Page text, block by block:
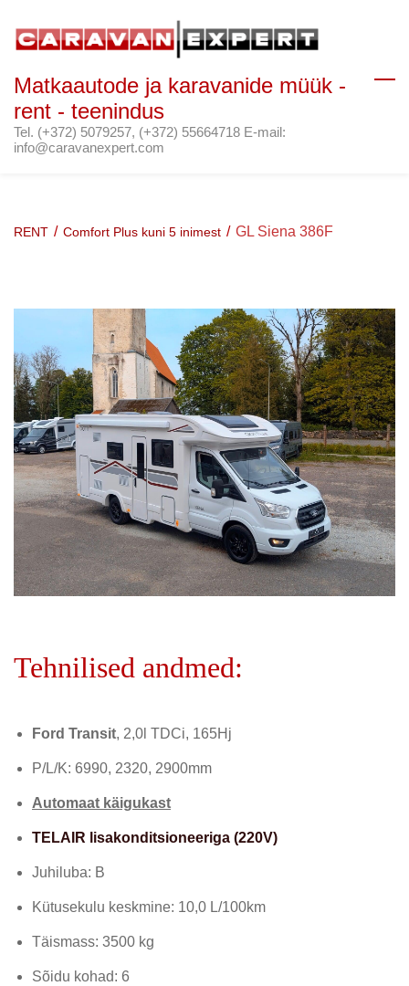
content
Matkaautode ja karavanide müük -
rent - teenindus
Tel. (+372) 5079257, (+372) 55664718 E-mail:
info@caravanexpert.com
RENT / Comfort Plus kuni 5 inimest / GL Siena 386F
Tehnilised andmed:
Ford Transit, 2,0l TDCi, 165Hj
P/L/K: 6990, 2320, 2900mm
Automaat käigukast
TELAIR lisakonditsioneeriga (220V)
Juhiluba: B
Kütusekulu keskmine: 10,0 L/100km
Täismass: 3500 kg
Sõidu kohad: 6